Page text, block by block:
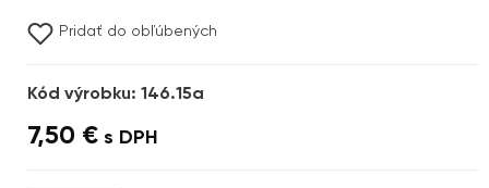
Pridať do obľúbených
Kód výrobku: 146.15a
7,50 € s DPH